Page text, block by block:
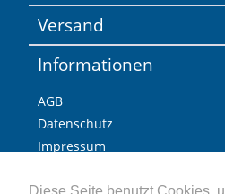
Diese Seite benutzt Cookies,
Informationen
AGB
Datenschutz
Impressum
Versand